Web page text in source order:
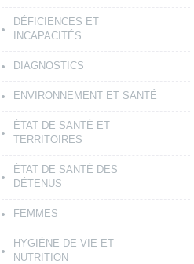
DÉFICIENCES ET
INCAPACITÉS
DIAGNOSTICS
ENVIRONNEMENT ET SANTÉ
ÉTAT DE SANTÉ ET
TERRITOIRES
ÉTAT DE SANTÉ DES
DÉTENUS
FEMMES
HYGIÈNE DE VIE ET
NUTRITION